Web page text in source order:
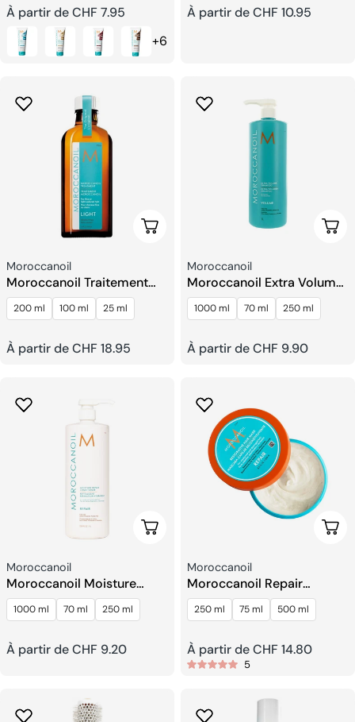
Prix
habituel
À partir de CHF 7.95
+6
Prix
À partir de CHF 10.95
Choisissez Les Options
Fournisseur:
Moroccanoil
Moroccanoil Traitement
Light
200 ml 100 ml 25 ml
Prix
À partir de CHF 18.95
Fournisseur:
Moroccanoil
Moroccanoil Extra Volume
Shampoing
1000 ml 70 ml 250 ml
Prix
À partir de CHF 9.90
Choisissez Les Options
Fournisseur:
Moroccanoil
Moroccanoil Moisture
Repair l’après shampoing
1000 ml 70 ml 250 ml
Prix
À partir de CHF 9.20
Fournisseur:
Moroccanoil
Moroccanoil Repair
Restorative Masque
Capillaire
250 ml 75 ml 500 ml
Prix
À partir de CHF 14.80
5